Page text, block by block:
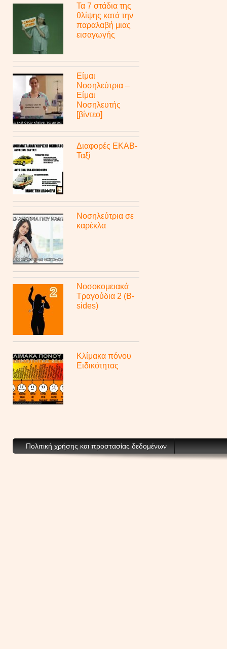
Τα 7 στάδια της
θλίψης κατά την
παραλαβή μιας
εισαγωγής
Είμαι
Νοσηλεύτρια –
Είμαι
Νοσηλευτής
[βίντεο]
Διαφορές ΕΚΑΒ-
Ταξί
Νοσηλεύτρια σε
καρέκλα
Νοσοκομειακά
Τραγούδια 2 (B-
sides)
Κλίμακα πόνου
Ειδικότητας
Πολιτική χρήσης και προστασίας δεδομένων